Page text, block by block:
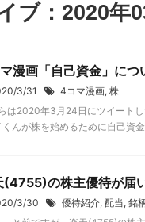
ブ：2020年
漫画「自己資金」に
3/31 4コマ漫画, 株
は2020年3月24日にツイート
くんが株を始めるために自己資
(4755)の株主優待が届
3/30 優待紹介, 配当, 銘